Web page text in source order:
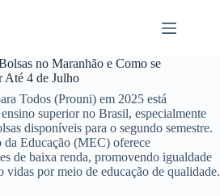
no Maranhão e Como se
Até 4 de Julho
Todos (Prouni) em 2025 está
superior no Brasil, especialmente
disponíveis para o segundo semestre.
Educação (MEC) oferece
de baixa renda, promovendo igualdade
vidas por meio de educação de qualidade.